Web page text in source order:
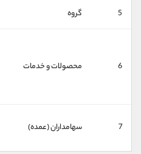
5 گروه
6 محصولات و خدمات
7 سهامداران (عمده)